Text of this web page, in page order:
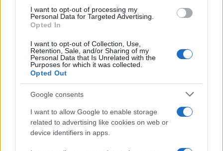
I want to opt-out of processing my
Personal Data for Targeted Advertising.
Opted In
I want to opt-out of Collection, Use,
Retention, Sale, and/or Sharing of my
Personal Data that Is Unrelated with the
Purposes for which it was collected.
Opted Out
Google consents
I want to allow Google to enable storage
related to advertising like cookies on web or
device identifiers in apps.
Πιο δημοφιλή
Συγκίνηση στο τελευταίο αντίο στον Λάκη
κλαρίνα αποχαιρέτησαν την εμβληματική
φωνή της μεταπολίτευσης
Ο Κώστας Σαμαράς δημοσίευσε μία παιδική
φωτογραφία για την επέτειο θανάτου της
αδελφής του, Λένας
δύο καταθέσεις «κλειδί» της συζύγου του
26χρονου Αφγανού – Το στίγμα του
κινητού, η θεία από την Ινδία και τα
απειλητικά μηνύματα